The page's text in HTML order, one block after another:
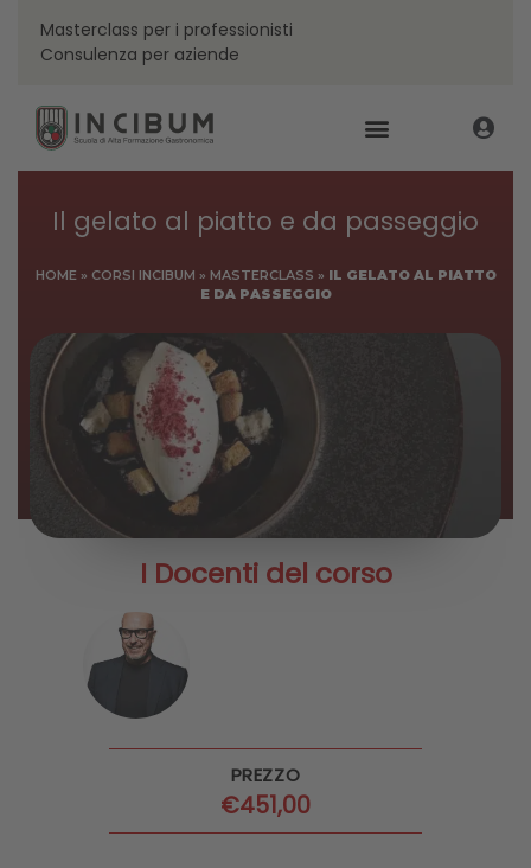
Masterclass per i professionisti
Consulenza per aziende
Il gelato al piatto e da passeggio
HOME» CORSI INCIBUM » MASTERCLASS » IL GELATO AL PIATTO
E DA PASSEGGIO
I Docenti del corso
PREZZO
€451,00